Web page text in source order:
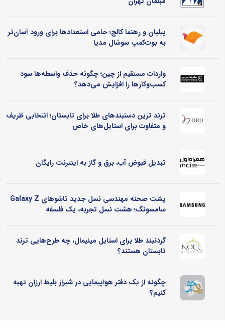
پیلبان و رهنما کالج؛ حامی استعدادها برای ورود آسان‌تر
به بوت‌کمپ سوشال مدیا
واردات مستقیم از چین؛ چگونه حذف واسطه‌ها سود
کسب‌وکارها را افزایش می‌دهد؟
ترند ترین دستبندهای طلا برای تابستان؛ انتخابی ظریف
و متفاوت برای استایل‌های خاص
تبدیل قبوض آب، برق و گاز به اینترنت رایگان
پشت صحنه مهندسی نسل جدید تاشوهای Galaxy Z
سامسونگ؛ هشت نسل تجربه، یک فلسفه
گردنبند طلا برای استایل مینیمال، چه طرح‌هایی ترند
تابستان هستند؟
چگونه از یک دفتر هواپیمایی در شیراز بلیط ارزان تهیه
کنیم؟